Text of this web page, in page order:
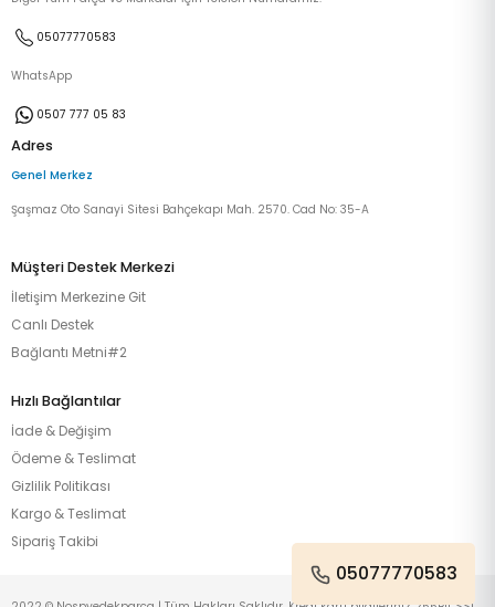
05077770583
WhatsApp
0507 777 05 83
Adres
Genel Merkez
Şaşmaz Oto Sanayi Sitesi Bahçekapı Mah. 2570. Cad No: 35-A
Müşteri Destek Merkezi
İletişim Merkezine Git
Canlı Destek
Bağlantı Metni#2
Hızlı Bağlantılar
İade & Değişim
Ödeme & Teslimat
Gizlilik Politikası
Kargo & Teslimat
Sipariş Takibi
05077770583